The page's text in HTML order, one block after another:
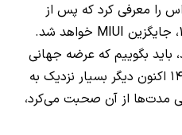
را معرفی کرد که پس از
انتشار بروزرسانی‌های اندروید ۱۴، جایگزین MIUI خواهد شد.
باید بگوییم که عرضه جهانی
HyperOS 1.0 مبتنی بر اندروید ۱۴ اکنون دیگر بسیار نزدیک به
مدت‌ها از آن صحبت می‌کرد،